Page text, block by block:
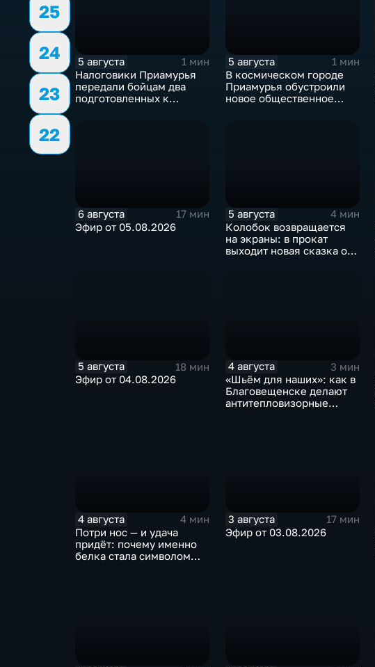
25
24
23
22
5 августа
1 мин
Налоговики Приамурья
передали бойцам два
подготовленных к
5 августа
1 мин
В космическом городе
Приамурья обустроили
новое общественное
6 августа
17 мин
Эфир от 05.08.2026
5 августа
4 мин
Колобок возвращается
на экраны: в прокат
выходит новая сказка от
5 августа
18 мин
Эфир от 04.08.2026
4 августа
3 мин
«Шьём для наших»: как в
Благовещенске делают
антитепловизорные
4 августа
4 мин
Потри нос — и удача
придёт: почему именно
белка стала символом
3 августа
17 мин
Эфир от 03.08.2026